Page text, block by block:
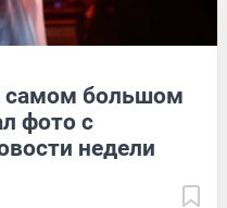
самом большом
фото с
недели